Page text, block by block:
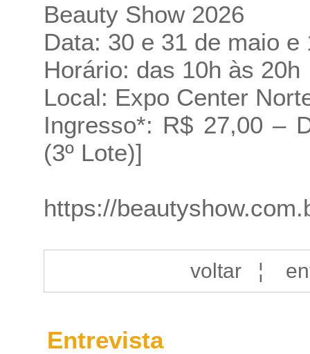
Beauty Show 2026
Data: 30 e 31 de maio e
Horário: das 10h às 20h
Local: Expo Center
Ingresso*: R$ 27,00 –
(3º Lote)]
https://
voltar¦
Entrevista